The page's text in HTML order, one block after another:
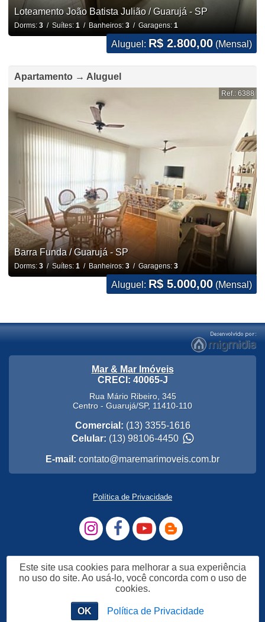
Loteamento João Batista Julião / Guarujá - SP
Dorms: 3/ Suítes: 1/ Banheiros: 3/ Garagens: 1
Aluguel: R$ 2.800,00 (Mensal)
Apartamento → Aluguel
Ref.: 6388
Barra Funda / Guarujá - SP
Dorms: 3/ Suítes: 1 / Banheiros: 3/ Garagens: 3
Aluguel: R$ 5.000,00 (Mensal)
Me Chame no WhatsApp
Mar & Mar Imóveis
CRECI: 40065-J
Rua Mário Ribeiro, 345
Centro - Guarujá/SP, 11410-110
Comercial: (13) 3355-1616
Celular: (13) 98106-4450
E-mail: contato@maremarimoveis.com.br
Política de Privacidade
Este site usa cookies para melhorar a sua experiência
no uso do site. Ao usá-lo, você concorda com o uso de
cookies.
OK Política de Privacidade